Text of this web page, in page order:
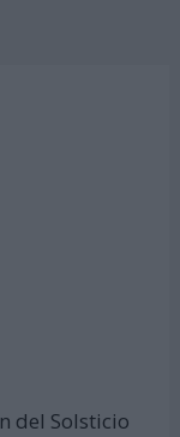
del Solsticio